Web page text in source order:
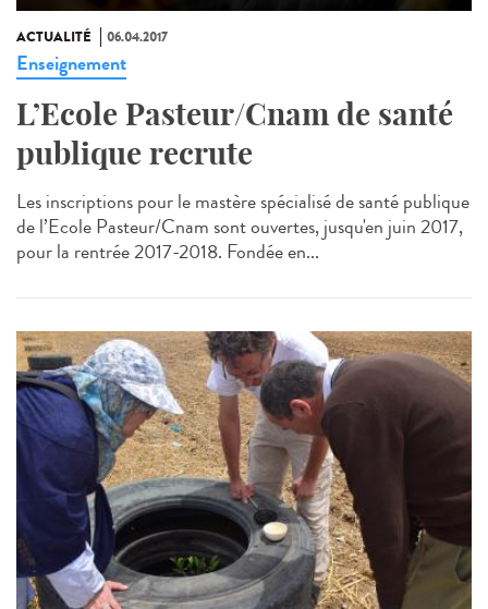
ACTUALITÉ 06.04.2017
Enseignement
L’Ecole Pasteur/Cnam de santé
publique recrute
Les inscriptions pour le mastère spécialisé de santé publique
de l’Ecole Pasteur/Cnam sont ouvertes, jusqu'en juin 2017,
pour la rentrée 2017-2018. Fondée en...